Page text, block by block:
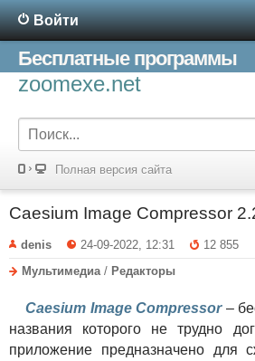
Войти
Бесплатные программы
zoomexe.net
Полная версия сайта
Caesium Image Compressor
denis 24-09-2022, 12:31
12 855
Мультимедиа / Редакторы
Caesium Image Compressor–
названия которого не трудно
приложение предназначено для